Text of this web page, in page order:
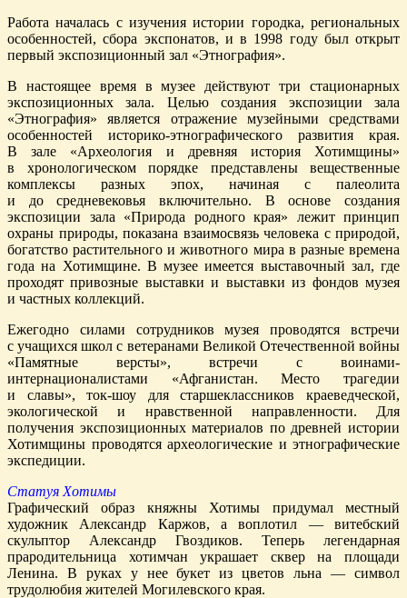
Работа началась с изучения истории городка, региональных
особенностей, сбора экспонатов, и в 1998 году был открыт
первый экспозиционный зал «Этнография».
В настоящее время в музее действуют три стационарных
экспозиционных зала. Целью создания экспозиции зала
«Этнография» является отражение музейными средствами
особенностей историко-этнографического развития края.
В зале «Археология и древняя история Хотимщины»
в хронологическом порядке представлены вещественные
комплексы разных эпох, начиная с палеолита
и до средневековья включительно. В основе создания
экспозиции зала «Природа родного края» лежит принцип
охраны природы, показана взаимосвязь человека с природой,
богатство растительного и животного мира в разные времена
года на Хотимщине. В музее имеется выставочный зал, где
проходят привозные выставки и выставки из фондов музея
и частных коллекций.
Ежегодно силами сотрудников музея проводятся встречи
с учащихся школ с ветеранами Великой Отечественной войны
«Памятные версты», встречи с воинами-
интернационалистами «Афганистан. Место трагедии
и славы», ток-шоу для старшеклассников краеведческой,
экологической и нравственной направленности. Для
получения экспозиционных материалов по древней истории
Хотимщины проводятся археологические и этнографические
экспедиции.
Статуя Хотимы
Графический образ княжны Хотимы придумал местный
художник Александр Каржов, а воплотил — витебский
скульптор Александр Гвоздиков. Теперь легендарная
прародительница хотимчан украшает сквер на площади
Ленина. В руках у нее букет из цветов льна — символ
трудолюбия жителей Могилевского края.